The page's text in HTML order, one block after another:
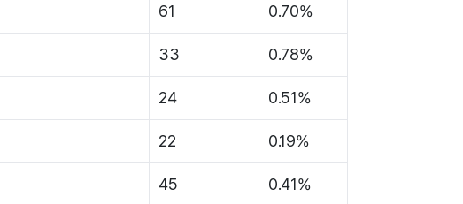
61 0.70%
33 0.78%
24 0.51%
22 0.19%
45 0.41%